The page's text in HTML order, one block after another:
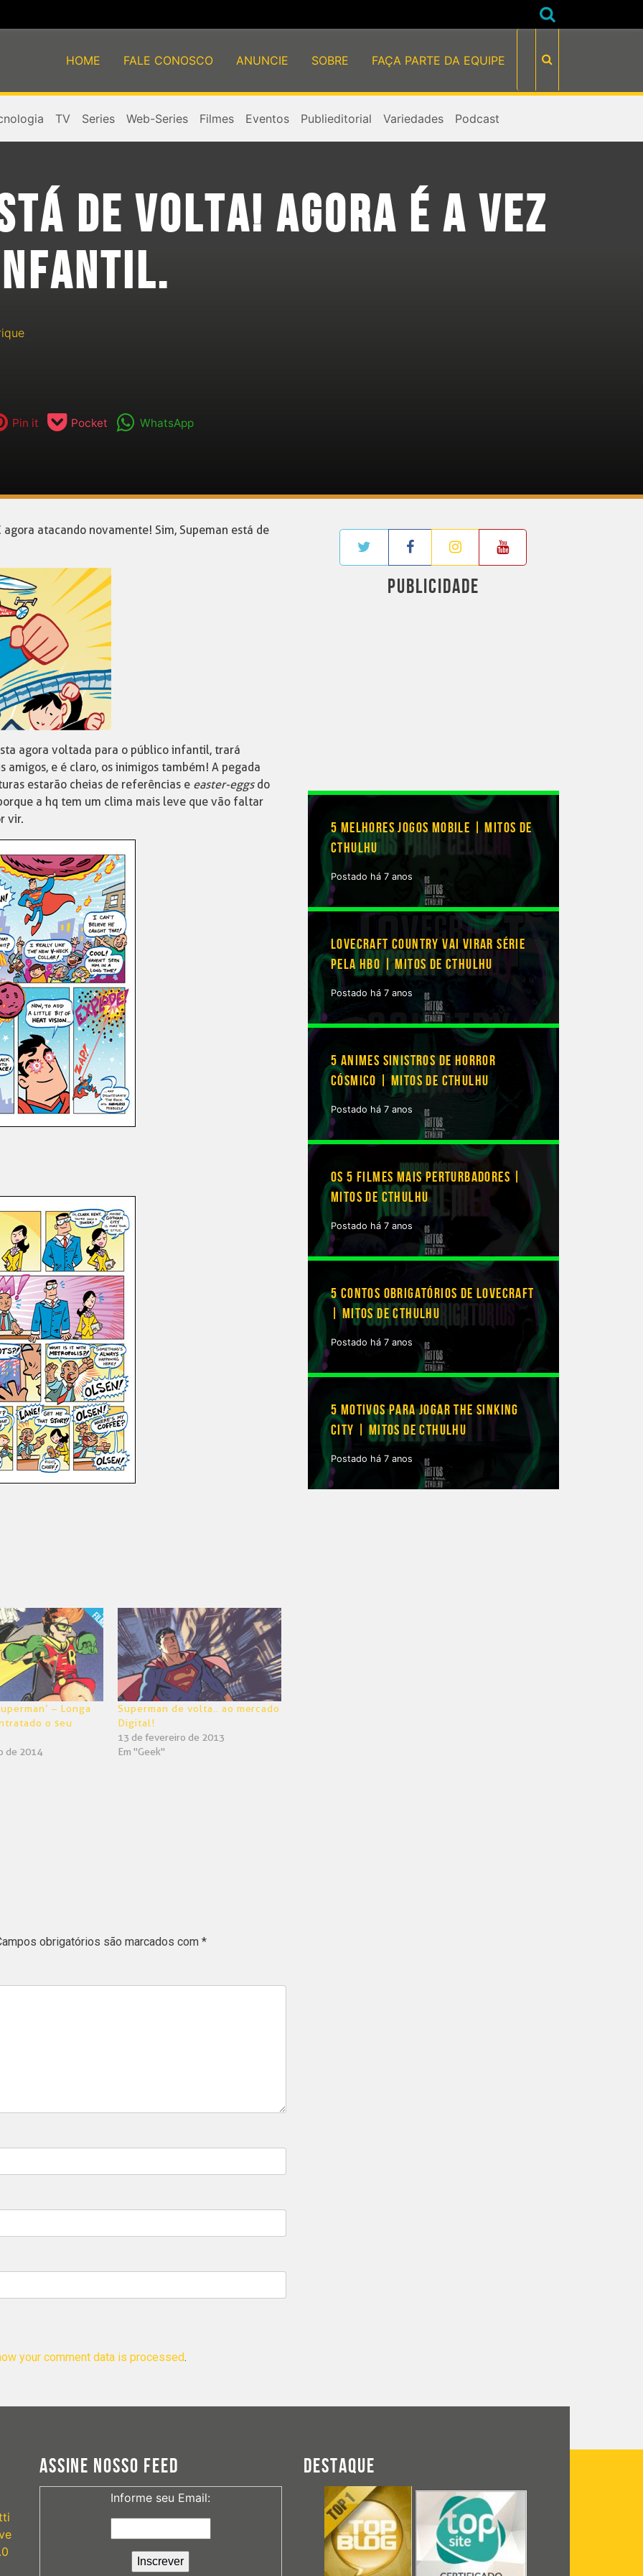
HOME FALE CONOSCO ANUNCIE SOBRE FAÇA PARTE DA EQUIPE
TV Series Web-Series Filmes Eventos Publieditorial Variedades Podcast
DE VOLTA! AGORA É A VEZ
Pin it Pocket WhatsApp
atacando novamente! Sim, Supeman está de
agora voltada para o público infantil, trará
amigos, e é claro, os inimigos também! A pegada
estarão cheias de referências e easter-eggsdo
a hq tem um clima mais leve que vão faltar
vir.
– Longa
o seu
de 2014
Superman de volta.. ao mercado
Digital!
13 de fevereiro de 2013
Em "Geek"
obrigatórios são marcados com *
your comment data is processed.
PUBLICIDADE
5 MELHORES JOGOS MOBILE | MITOS DE
CTHULHU
Postado há 7 anos
LOVECRAFT COUNTRY VAI VIRAR SÉRIE
PELA HBO | MITOS DE CTHULHU
Postado há 7 anos
5 ANIMES SINISTROS DE HORROR
CÓSMICO | MITOS DE CTHULHU
Postado há 7 anos
OS 5 FILMES MAIS PERTURBADORES |
MITOS DE CTHULHU
Postado há 7 anos
5 CONTOS OBRIGATÓRIOS DE LOVECRAFT
| MITOS DE CTHULHU
Postado há 7 anos
5 MOTIVOS PARA JOGAR THE SINKING
CITY | MITOS DE CTHULHU
Postado há 7 anos
ASSINE NOSSO FEED
Informe seu Email:
DESTAQUE